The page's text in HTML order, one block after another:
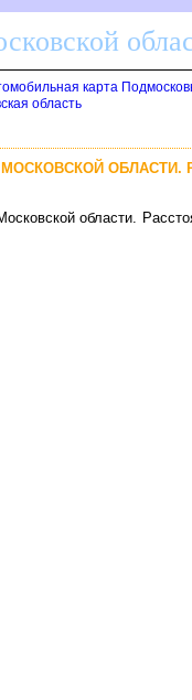
карта
область
ОБЛАСТИ.
области.